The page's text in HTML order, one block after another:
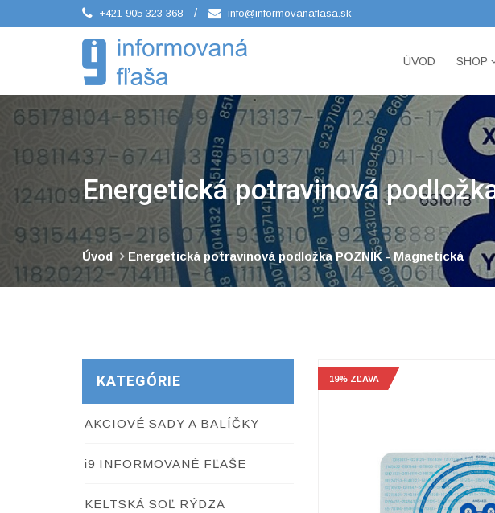
+421 905 323 368 / info@informovanaflasa.sk
ÚVOD SHOP
Energetická potravinová
Úvod Energetická potravinová podložka POZNIK - Magnetická
KATEGÓRIE
AKCIOVÉ SADY A BALÍČKY
i9 INFORMOVANÉ FĽAŠE
KELTSKÁ SOĽ RÝDZA
19% ZĽAVA
19% ZĽAVA